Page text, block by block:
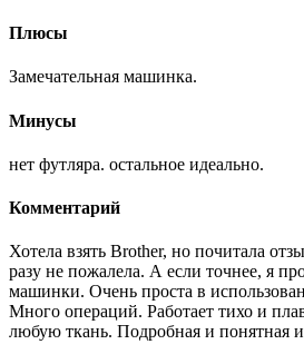
Плюсы
Замечательная машинка.
Минусы
нет футляра. остальное идеально.
Комментарий
Хотела взять Brother, но почитала
разу не пожалела. А если точнее, я
машинки. Очень проста в
Много операций. Работает тихо и
любую ткань. Подробная и понятная